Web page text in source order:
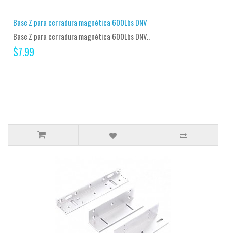
Base Z para cerradura magnética 600Lbs DNV
Base Z para cerradura magnética 600Lbs DNV..
$7.99